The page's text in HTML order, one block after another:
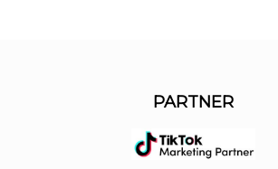
PARTNER